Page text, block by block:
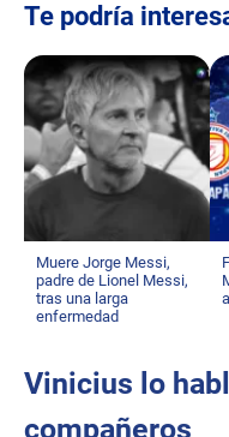
Te podría
Muere Jorge Messi,
padre de Lionel Messi,
tras una larga
enfermedad
Vinicius lo
compañeros